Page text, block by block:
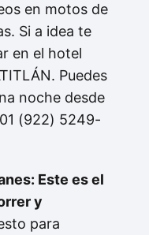
en motos de
Si a idea te
en el hotel
Puedes
noche desde
(922) 5249-
Este es el
y
para